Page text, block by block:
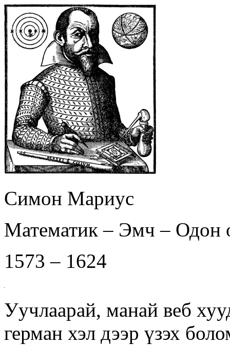
Симон Мариус
Математик – Эмч – Одон
1573 – 1624
Уучлаарай, манай веб
герман хэл дээр үзэх